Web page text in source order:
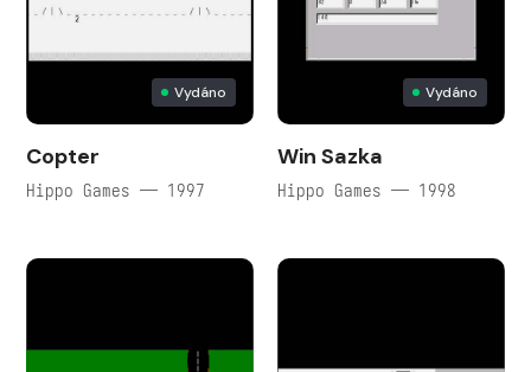
Vydáno
Copter
Hippo Games — 1997
Vydáno
Win Sazka
Hippo Games — 1998